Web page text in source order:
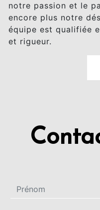
notre passion et le
encore plus notre
équipe est qualifiée
et rigueur.